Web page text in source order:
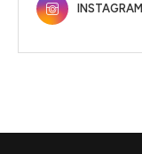
INSTAGRAM